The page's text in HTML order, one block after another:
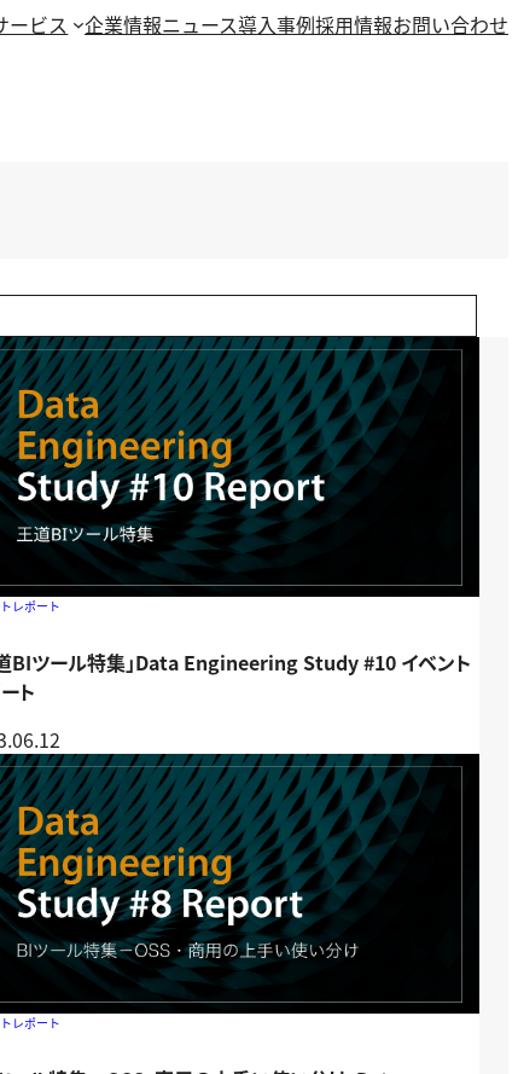
ービス 企業情報ニュース導入事例採用情報お問い合わせ
レポート
BIツール特集」Data Engineering Study #10 イベント
ト
レポート